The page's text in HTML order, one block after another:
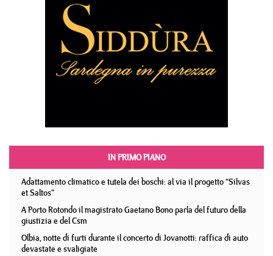
IN PRIMO PIANO
Adattamento climatico e tutela dei boschi: al via il progetto “Silvas
et Saltos”
A Porto Rotondo il magistrato Gaetano Bono parla del futuro della
giustizia e del Csm
Olbia, notte di furti durante il concerto di Jovanotti: raffica di auto
devastate e svaligiate